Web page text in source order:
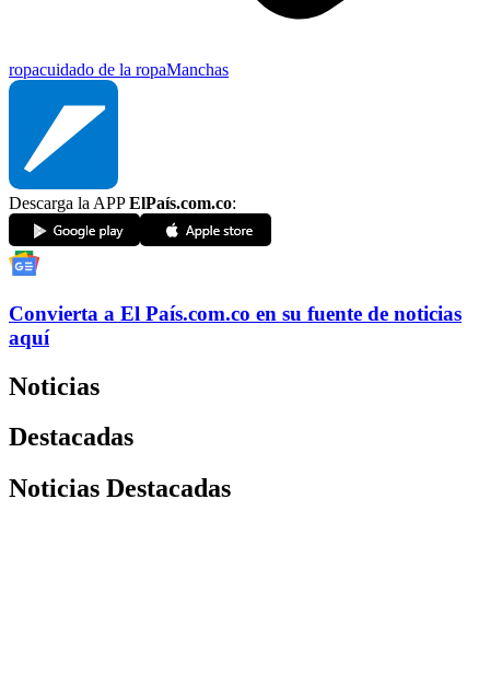
ropacuidado de la ropaManchas
Descarga la APPElPaís.com.co:
Convierta a El País.com.co en su fuente de noticias
aquí
Noticias
Destacadas
Noticias Destacadas